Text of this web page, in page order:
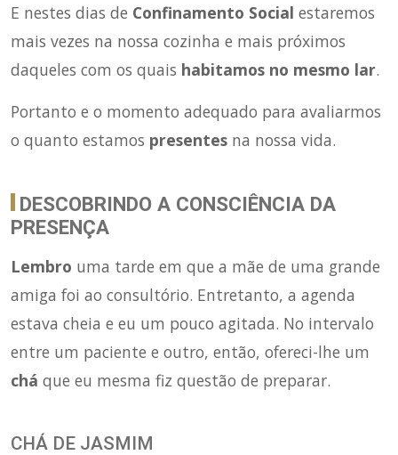
E nestes dias de Confinamento Social estaremos
mais vezes na nossa cozinha e mais próximos
daqueles com os quais habitamos no mesmo lar.
Portanto e o momento adequado para avaliarmos
o quanto estamos presentes na nossa vida.
DESCOBRINDO A CONSCIÊNCIA DA
PRESENÇA
Lembro uma tarde em que a mãe de uma grande
amiga foi ao consultório. Entretanto, a agenda
estava cheia e eu um pouco agitada. No intervalo
entre um paciente e outro, então, ofereci-lhe um
chá que eu mesma fiz questão de preparar.
CHÁ DE JASMIM